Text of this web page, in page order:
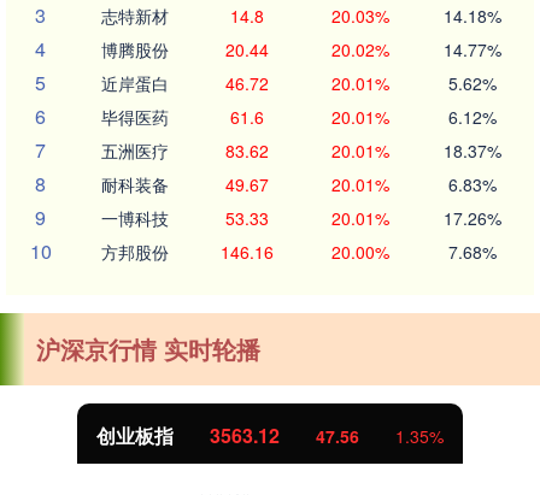
3 志特新材 14.8 20.03% 14.18%
4 博腾股份 20.44 20.02% 14.77%
5 近岸蛋白 46.72 20.01% 5.62%
6 毕得医药 61.6 20.01% 6.12%
7 五洲医疗 83.62 20.01% 18.37%
8 耐科装备 49.67 20.01% 6.83%
9 一博科技 53.33 20.01% 17.26%
10 方邦股份 146.16 20.00% 7.68%
沪深京行情 实时轮播
创业板指 3563.12 47.56 1.35%